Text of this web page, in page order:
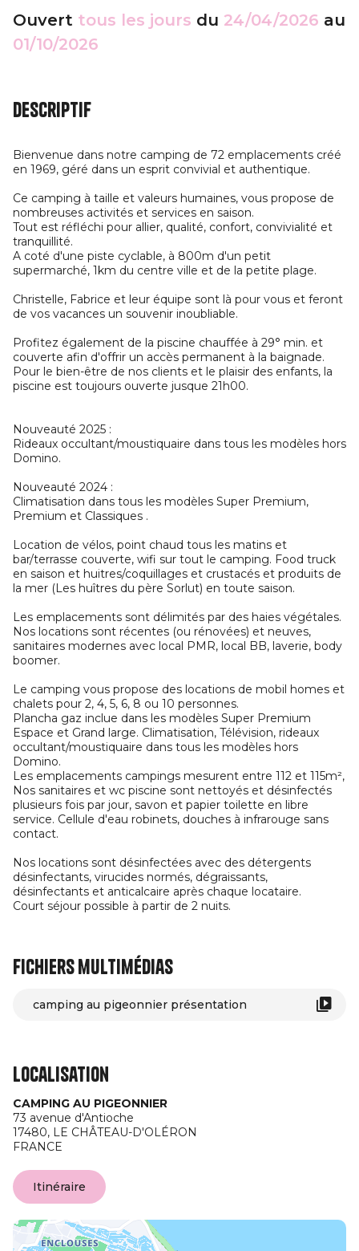
Ouvert tous les jours du 24/04/2026 au
01/10/2026
Descriptif
Bienvenue dans notre camping de 72 emplacements créé
en 1969, géré dans un esprit convivial et authentique.
Ce camping à taille et valeurs humaines, vous propose de
nombreuses activités et services en saison.
Tout est réfléchi pour allier, qualité, confort, convivialité et
tranquillité.
A coté d'une piste cyclable, à 800m d'un petit
supermarché, 1km du centre ville et de la petite plage.
Christelle, Fabrice et leur équipe sont là pour vous et feront
de vos vacances un souvenir inoubliable.
Profitez également de la piscine chauffée à 29° min. et
couverte afin d'offrir un accès permanent à la baignade.
Pour le bien-être de nos clients et le plaisir des enfants, la
piscine est toujours ouverte jusque 21h00.
Nouveauté 2025 :
Rideaux occultant/moustiquaire dans tous les modèles hors
Domino.
Nouveauté 2024 :
Climatisation dans tous les modèles Super Premium,
Premium et Classiques .
Location de vélos, point chaud tous les matins et
bar/terrasse couverte, wifi sur tout le camping. Food truck
en saison et huitres/coquillages et crustacés et produits de
la mer (Les huîtres du père Sorlut) en toute saison.
Les emplacements sont délimités par des haies végétales.
Nos locations sont récentes (ou rénovées) et neuves,
sanitaires modernes avec local PMR, local BB, laverie, body
boomer.
Le camping vous propose des locations de mobil homes et
chalets pour 2, 4, 5, 6, 8 ou 10 personnes.
Plancha gaz inclue dans les modèles Super Premium
Espace et Grand large. Climatisation, Télévision, rideaux
occultant/moustiquaire dans tous les modèles hors
Domino.
Les emplacements campings mesurent entre 112 et 115m²,
Nos sanitaires et wc piscine sont nettoyés et désinfectés
plusieurs fois par jour, savon et papier toilette en libre
service. Cellule d'eau robinets, douches à infrarouge sans
contact.
Nos locations sont désinfectées avec des détergents
désinfectants, virucides normés, dégraissants,
désinfectants et anticalcaire après chaque locataire.
Court séjour possible à partir de 2 nuits.
Fichiers multimédias
camping au pigeonnier présentation
Localisation
CAMPING AU PIGEONNIER
73 avenue d'Antioche
17480, LE CHÂTEAU-D'OLÉRON
FRANCE
Itinéraire